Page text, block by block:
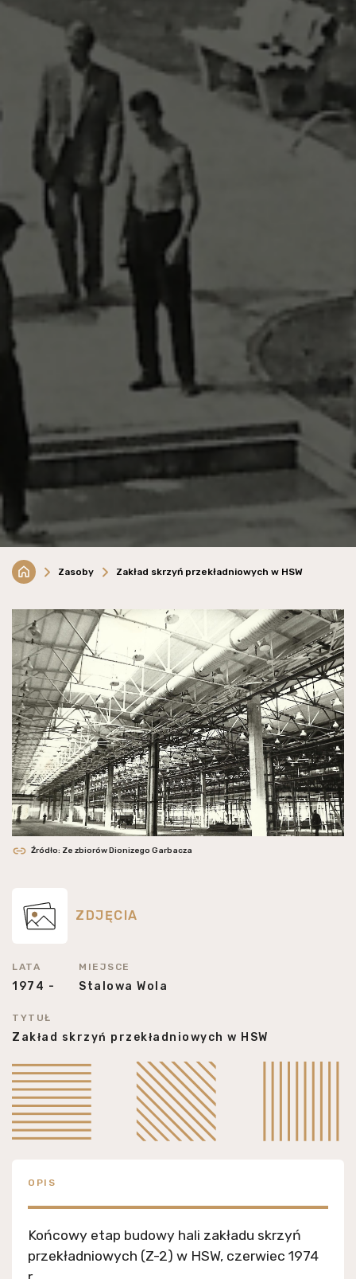
Zasoby Zakład skrzyń przekładniowych w HSW
Źródło: Ze zbiorów Dionizego Garbacza
ZDJĘCIA
LATA
1974 -
MIEJSCE
Stalowa Wola
TYTUŁ
Zakład skrzyń przekładniowych w HSW
OPIS
Końcowy etap budowy hali zakładu skrzyń
przekładniowych (Z-2) w HSW, czerwiec 1974